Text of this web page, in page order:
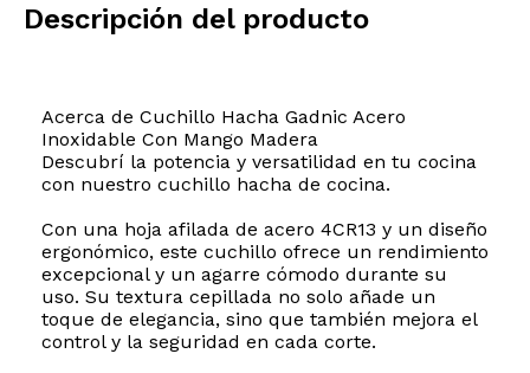
Descripción del producto
Acerca de Cuchillo Hacha Gadnic Acero
Inoxidable Con Mango Madera
Descubrí la potencia y versatilidad en tu cocina
con nuestro cuchillo hacha de cocina.
Con una hoja afilada de acero 4CR13 y un diseño
ergonómico, este cuchillo ofrece un rendimiento
excepcional y un agarre cómodo durante su
uso. Su textura cepillada no solo añade un
toque de elegancia, sino que también mejora el
control y la seguridad en cada corte.